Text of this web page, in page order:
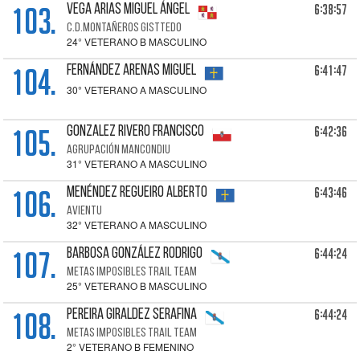
103. VEGA ARIAS Miguel Ángel
C.D.MONTAÑEROS GISTTEDO
24° VETERANO B MASCULINO
6:38:57
104. FERNÁNDEZ ARENAS Miguel
30° VETERANO A MASCULINO
6:41:47
105. GONZALEZ RIVERO Francisco
AGRUPACIÓN MANCONDIU
31° VETERANO A MASCULINO
6:42:36
106. MENÉNDEZ REGUEIRO Alberto
AVIENTU
32° VETERANO A MASCULINO
6:43:46
107. BARBOSA GONZÁLEZ Rodrigo
METAS IMPOSIBLES TRAIL TEAM
25° VETERANO B MASCULINO
6:44:24
108. PEREIRA GIRALDEZ Serafina
METAS IMPOSIBLES TRAIL TEAM
2° VETERANO B FEMENINO
6:44:24